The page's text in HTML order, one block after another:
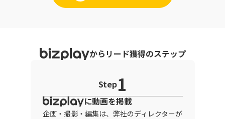
から リード獲得のステップ
Step1
に動画を掲載
企画・撮影・編集は、弊社のディレクターが